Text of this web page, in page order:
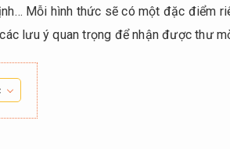
Mỗi hình thức sẽ có một đặc điểm
lưu ý quan trọng để nhận được thư